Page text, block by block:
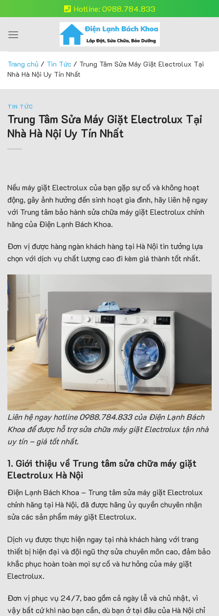
to
content
Hotline: 0988.784.833
Trang chủ / Tin Tức / Trung Tâm Sửa Máy Giặt Electrolux Tại
Nhà Hà Nội Uy Tín Nhất
TIN TỨC
Trung Tâm Sửa Máy Giặt Electrolux Tại
Nhà Hà Nội Uy Tín Nhất
Nếu máy giặt Electrolux của bạn gặp sự cố và không hoạt
động, gây ảnh hưởng đến sinh hoạt gia đình, hãy liên hệ ngay
với Trung tâm bảo hành sửa chữa máy giặt Electrolux chính
hãng của Điện Lạnh Bách Khoa.
Đơn vị được hàng ngàn khách hàng tại Hà Nội tin tưởng lựa
chọn với dịch vụ chất lượng cao đi kèm giá thành tốt nhất.
Liên hệ ngay hotline 0988.784.833 của Điện Lạnh Bách
Khoa để được hỗ trợ sửa chữa máy giặt Electrolux tận nhà
uy tín – giá tốt nhất.
1. Giới thiệu về Trung tâm sửa chữa máy giặt
Electrolux Hà Nội
Điện Lạnh Bách Khoa – Trung tâm sửa máy giặt Electrolux
chính hãng tại Hà Nội, đã được hãng ủy quyền chuyên nhận
sửa các sản phẩm máy giặt Electrolux.
Dịch vụ được thực hiện ngay tại nhà khách hàng với trang
thiết bị hiện đại và đội ngũ thợ sửa chuyên môn cao, đảm bảo
khắc phục hoàn toàn mọi sự cố và hư hỏng của máy giặt
Electrolux.
Đơn vị phục vụ 24/7, bao gồm cả ngày lễ và chủ nhật, vì
vậy bất cứ khi nào bạn cần, dù bạn ở tại đâu của Hà Nội chỉ